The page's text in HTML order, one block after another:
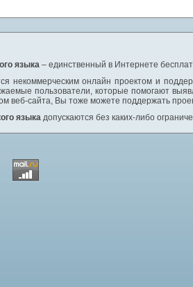
языка – единственный в Интернете
некоммерческим онлайн проектом и
пользователи, которые помогают
веб-сайта, Вы тоже можете поддержать
языка допускаются без каких-либо